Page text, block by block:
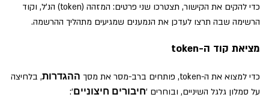
כדי להקים את הקישור, תצטרכו שני פרטים: המזהה (token) הנ'ל, וקוד
הרשימה שבה תרצו לעדכן את הנמענים שמגיעים מתהליך ההרשמה.
מציאת קוד ה-token
כדי למצוא את ה-token, פותחים ברב-מסר את מסך ההגדרות, בלחיצה
על סמלון גלגל השיניים, ובוחרים 'חיבורים חיצוניים':